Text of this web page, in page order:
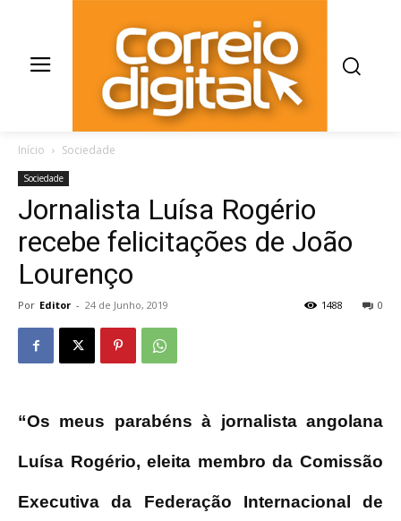
Início Sociedade
Sociedade
Jornalista Luísa Rogério
recebe felicitações de João
Lourenço
Por Editor - 24 de Junho, 2019 0
1488
“Os meus parabéns à jornalista angolana
Luísa Rogério, eleita membro da Comissão
Executiva da Federação Internacional de